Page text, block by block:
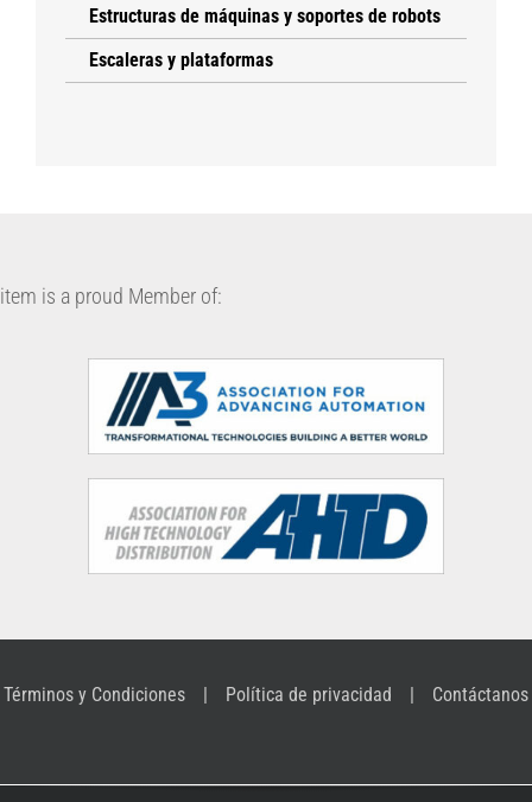
Estructuras de máquinas y soportes de robots
Escaleras y plataformas
item is a proud Member of:
Términos y Condiciones Política de privacidad Contáctanos